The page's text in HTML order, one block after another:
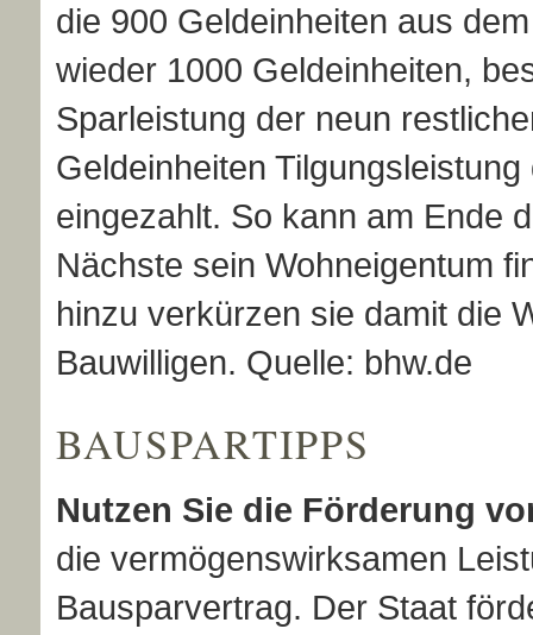
die 900 Geldeinheiten aus
wieder 1000 Geldeinheiten,
Sparleistung der neun
Geldeinheiten
eingezahlt. So kann am Ende
Nächste sein Wohneigentum
hinzu verkürzen sie damit die
Bauwilligen. Quelle: bhw.de
BAUSPARTIPPS
Nutzen Sie die Förderung
die vermögenswirksamen
Bausparvertrag. Der Staat